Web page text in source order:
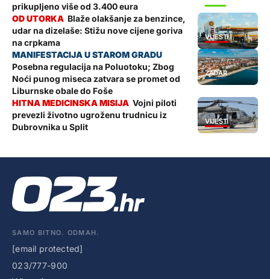
prikupljeno više od 3.400 eura
VIJESTI
Blaže olakšanje za benzince,
udar na dizelaše: Stižu nove cijene goriva
na crpkama
ZADAR
Posebna regulacija na Poluotoku; Zbog
Noći punog miseca zatvara se promet od
Liburnske obale do Foše
VIJESTI
Vojni piloti
prevezli životno ugroženu trudnicu iz
Dubrovnika u Split
SAMO BITNO. ODMAH.
[email protected]
023/777-900